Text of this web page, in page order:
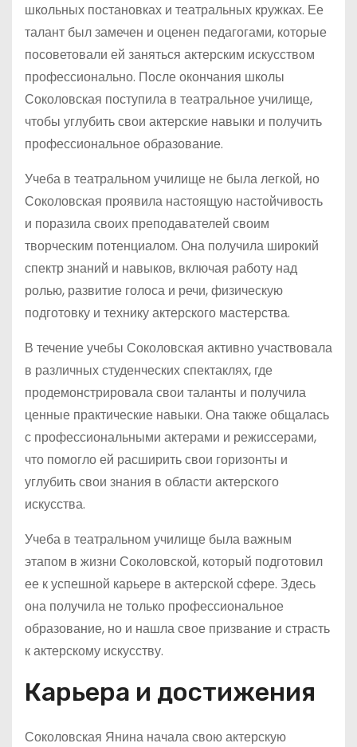
школьных постановках и театральных кружках. Ее
талант был замечен и оценен педагогами, которые
посоветовали ей заняться актерским искусством
профессионально. После окончания школы
Соколовская поступила в театральное училище,
чтобы углубить свои актерские навыки и получить
профессиональное образование.
Учеба в театральном училище не была легкой, но
Соколовская проявила настоящую настойчивость
и поразила своих преподавателей своим
творческим потенциалом. Она получила широкий
спектр знаний и навыков, включая работу над
ролью, развитие голоса и речи, физическую
подготовку и технику актерского мастерства.
В течение учебы Соколовская активно участвовала
в различных студенческих спектаклях, где
продемонстрировала свои таланты и получила
ценные практические навыки. Она также общалась
с профессиональными актерами и режиссерами,
что помогло ей расширить свои горизонты и
углубить свои знания в области актерского
искусства.
Учеба в театральном училище была важным
этапом в жизни Соколовской, который подготовил
ее к успешной карьере в актерской сфере. Здесь
она получила не только профессиональное
образование, но и нашла свое призвание и страсть
к актерскому искусству.
Карьера и достижения
Соколовская Янина начала свою актерскую